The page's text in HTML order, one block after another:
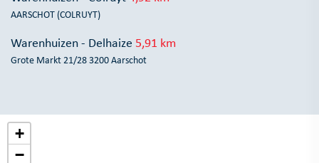
AARSCHOT (COLRUYT)
Warenhuizen - Delhaize 5,91 km
Grote Markt 21/28 3200 Aarschot
+
−